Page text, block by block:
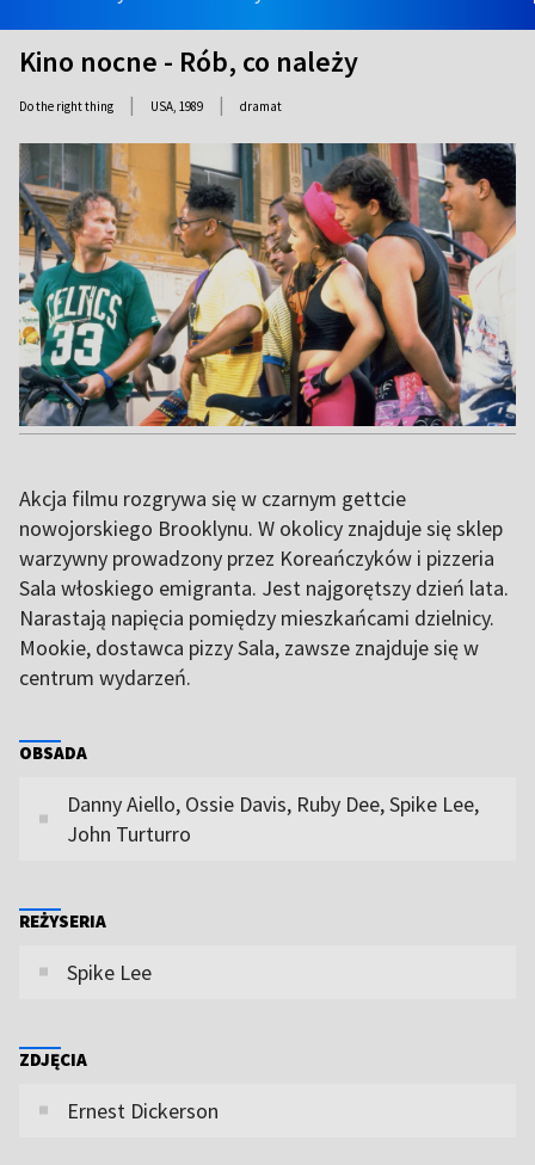
Kino nocne - Rób, co należy
Do the right thing | USA, 1989 | dramat
Akcja filmu rozgrywa się w czarnym gettcie
nowojorskiego Brooklynu. W okolicy znajduje się sklep
warzywny prowadzony przez Koreańczyków i pizzeria
Sala włoskiego emigranta. Jest najgorętszy dzień lata.
Narastają napięcia pomiędzy mieszkańcami dzielnicy.
Mookie, dostawca pizzy Sala, zawsze znajduje się w
centrum wydarzeń.
OBSADA
Danny Aiello, Ossie Davis, Ruby Dee, Spike Lee,
John Turturro
REŻYSERIA
Spike Lee
ZDJĘCIA
Ernest Dickerson